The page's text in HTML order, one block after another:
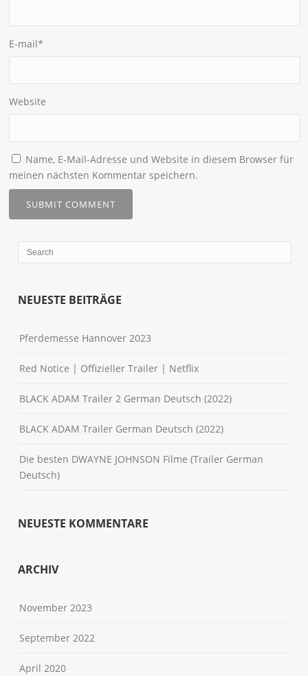
E-mail*
Website
Name, E-Mail-Adresse und Website in diesem Browser für
meinen nächsten Kommentar speichern.
NEUESTE BEITRÄGE
Pferdemesse Hannover 2023
Red Notice | Offizieller Trailer | Netflix
BLACK ADAM Trailer 2 German Deutsch (2022)
BLACK ADAM Trailer German Deutsch (2022)
Die besten DWAYNE JOHNSON Filme (Trailer German
Deutsch)
NEUESTE KOMMENTARE
ARCHIV
November 2023
September 2022
April 2020